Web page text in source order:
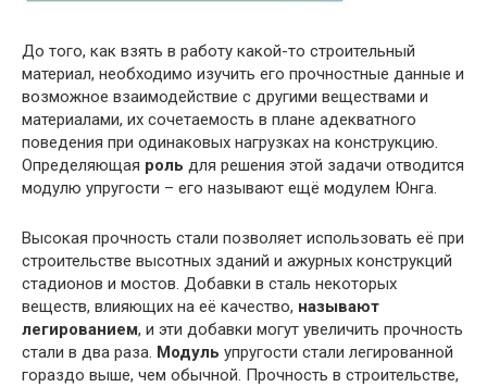
До того, как взять в работу какой-то строительный
материал, необходимо изучить его прочностные данные и
возможное взаимодействие с другими веществами и
материалами, их сочетаемость в плане адекватного
поведения при одинаковых нагрузках на конструкцию.
Определяющая роль для решения этой задачи отводится
модулю упругости – его называют ещё модулем Юнга.
Высокая прочность стали позволяет использовать её при
строительстве высотных зданий и ажурных конструкций
стадионов и мостов. Добавки в сталь некоторых
веществ, влияющих на её качество, называют
легированием, и эти добавки могут увеличить прочность
стали в два раза. Модуль упругости стали легированной
гораздо выше, чем обычной. Прочность в строительстве,